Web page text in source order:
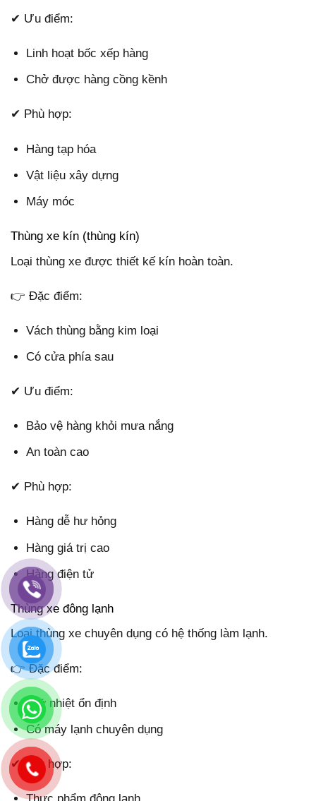
✔ Ưu điểm:
Linh hoạt bốc xếp hàng
Chở được hàng cồng kềnh
✔ Phù hợp:
Hàng tạp hóa
Vật liệu xây dựng
Máy móc
Thùng xe kín (thùng kín)
Loại thùng xe được thiết kế kín hoàn toàn.
👉 Đặc điểm:
Vách thùng bằng kim loại
Có cửa phía sau
✔ Ưu điểm:
Bảo vệ hàng khỏi mưa nắng
An toàn cao
✔ Phù hợp:
Hàng dễ hư hỏng
Hàng giá trị cao
Hàng điện tử
Thùng xe đông lạnh
Loại thùng xe chuyên dụng có hệ thống làm lạnh.
👉 Đặc điểm:
Giữ nhiệt ổn định
Có máy lạnh chuyên dụng
✔ Phù hợp: